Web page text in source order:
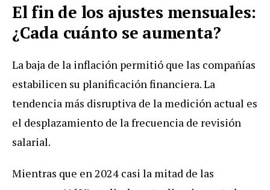
El fin de los ajustes mensuales:
¿Cada cuánto se aumenta?
La baja de la inflación permitió que las compañías
estabilicen su planificación financiera. La
tendencia más disruptiva de la medición actual es
el desplazamiento de la frecuencia de revisión
salarial.
Mientras que en 2024 casi la mitad de las